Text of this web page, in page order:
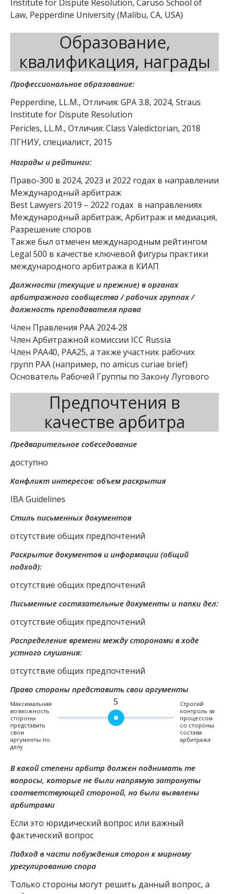
Institute for Dispute Resolution, Caruso School of
Law, Pepperdine University (Malibu, CA, USA)
Образование,
квалификация, награды
Профессиональное образование:
Pepperdine, LL.M., Отличия: GPA 3.8, 2024, Straus
Institute for Dispute Resolution
Pericles, LL.M., Отличия: Class Valedictorian, 2018
ПГНИУ, специалист, 2015
Награды и рейтинги:
Право-300 в 2024, 2023 и 2022 годах в направлении
Международный арбитраж
Best Lawyers 2019 – 2022 годах  в направлениях
Международный арбитраж, Арбитраж и медиация,
Разрешение споров
Также был отмечен международным рейтингом
Legal 500 в качестве ключевой фигуры практики
международного арбитража в КИАП
Должности (текущие и прежние) в органах
арбитражного сообщества / рабочих группах /
должность преподавателя права
Член Правления РАА 2024-28
Член Арбитражной комиссии ICC Russia
Член РАА40, РАА25, а также участник рабочих
групп РАА (например, по amicus curiae brief)
Основатель Рабочей Группы по Закону Лугового
Предпочтения в
качестве арбитра
Предварительное собеседование
доступно
Конфликт интересов: объем раскрытия
IBA Guidelines
Стиль письменных документов
отсутствие общих предпочтений
Раскрытие документов и информации (общий
подход):
отсутствие общих предпочтений
Письменные состязательные документы и папки дел:
отсутствие общих предпочтений
Распределение времени между сторонами в ходе
устного слушания:
отсутствие общих предпочтений
Право стороны представить свои аргументы
Максимальная
возможность
стороны
представить
свои
аргументы по
делу
5
Строгий
контроль за
процессом
со стороны
состава
арбитража
В какой степени арбитр должен поднимать те
вопросы, которые не были напрямую затронуты
соответствующей стороной, но были выявлены
арбитрами
Если это юридический вопрос или важный
фактический вопрос
Подход в части побуждения сторон к мирному
урегулированию спора
Только стороны могут решить данный вопрос, а